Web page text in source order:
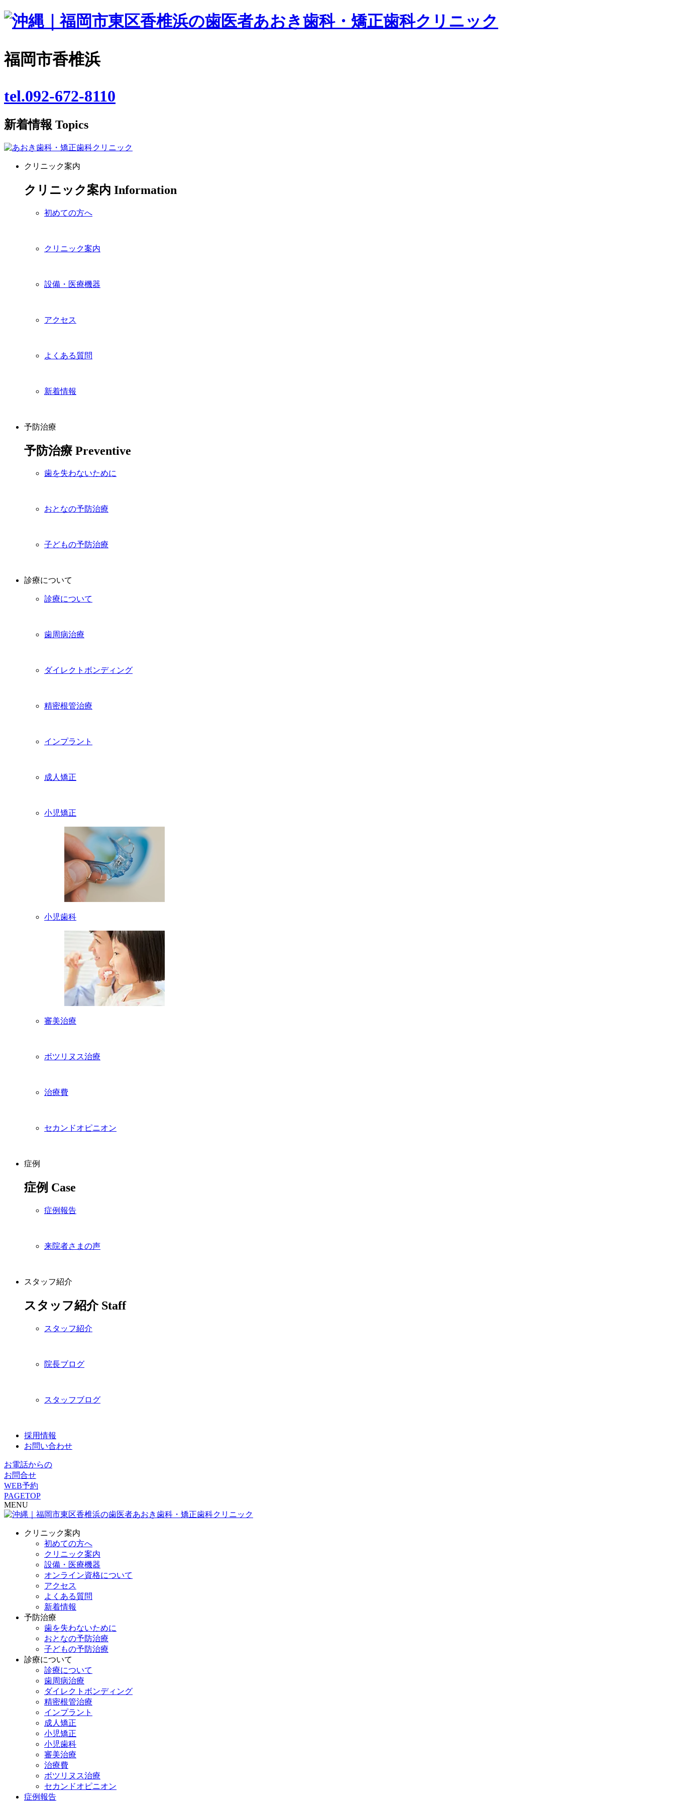
福岡市香椎浜
tel.092-672-8110
新着情報 Topics
クリニック案内
クリニック案内 Information
初めての方へ
クリニック案内
設備・医療機器
アクセス
よくある質問
新着情報
予防治療
予防治療 Preventive
歯を失わないために
おとなの予防治療
子どもの予防治療
診療について
診療について
歯周病治療
ダイレクトボンディング
精密根管治療
インプラント
成人矯正
小児矯正
小児歯科
審美治療
ボツリヌス治療
治療費
セカンドオピニオン
症例
症例 Case
症例報告
来院者さまの声
スタッフ紹介
スタッフ紹介 Staff
スタッフ紹介
院長ブログ
スタッフブログ
採用情報
お問い合わせ
お電話からの
お問合せ
WEB予約
PAGETOP
MENU
クリニック案内
初めての方へ
クリニック案内
設備・医療機器
オンライン資格について
アクセス
よくある質問
新着情報
予防治療
歯を失わないために
おとなの予防治療
子どもの予防治療
診療について
診療について
歯周病治療
ダイレクトボンディング
精密根管治療
インプラント
成人矯正
小児矯正
小児歯科
審美治療
治療費
ボツリヌス治療
セカンドオピニオン
症例報告